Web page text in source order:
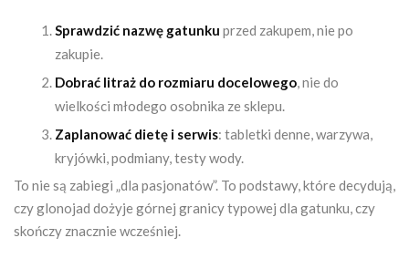
Sprawdzić nazwę gatunku przed zakupem, nie po
zakupie.
Dobrać litraż do rozmiaru docelowego, nie do
wielkości młodego osobnika ze sklepu.
Zaplanować dietę i serwis: tabletki denne, warzywa,
kryjówki, podmiany, testy wody.
To nie są zabiegi „dla pasjonatów”. To podstawy, które decydują,
czy glonojad dożyje górnej granicy typowej dla gatunku, czy
skończy znacznie wcześniej.